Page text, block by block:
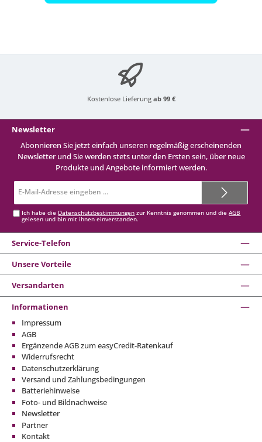
Kostenlose Lieferung ab 99 €
Newsletter
Abonnieren Sie jetzt einfach unseren regelmäßig erscheinenden
Newsletter und Sie werden stets unter den Ersten sein, über neue
Produkte und Angebote informiert werden.
Mail-
Ich habe die Datenschutzbestimmungen zur Kenntnis genommen und dieAGB
gelesen und bin mit ihnen einverstanden.
Service-Telefon
Unsere Vorteile
Versandarten
Informationen
Impressum
AGB
Ergänzende AGB zum easyCredit-Ratenkauf
Widerrufsrecht
Datenschutzerklärung
Versand und Zahlungsbedingungen
Batteriehinweise
Foto- und Bildnachweise
Newsletter
Partner
Kontakt